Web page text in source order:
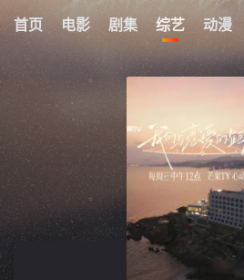
首页 电影 剧集 综艺 动漫
我的观影记录
暂无观看影片的记录